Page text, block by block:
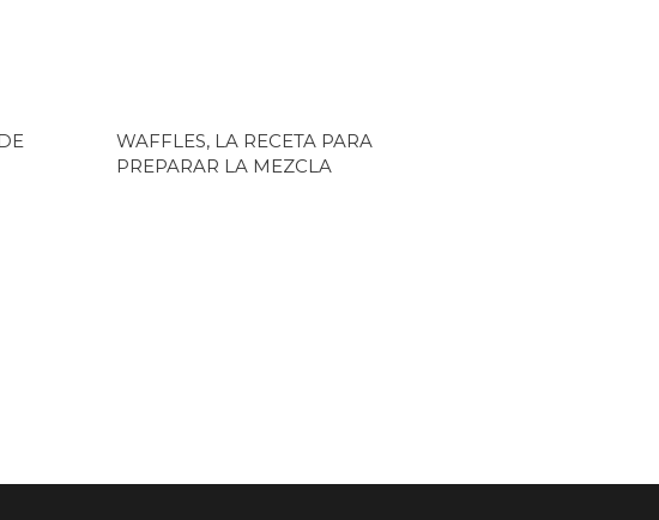
WAFFLES, LA RECETA PARA
PREPARAR LA MEZCLA